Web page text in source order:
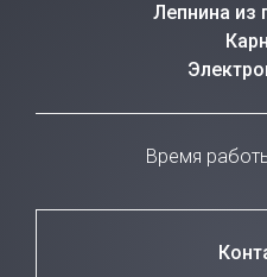
Лепнина из
Время